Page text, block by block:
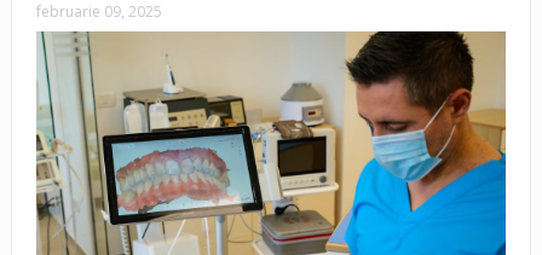
februarie 09, 2025